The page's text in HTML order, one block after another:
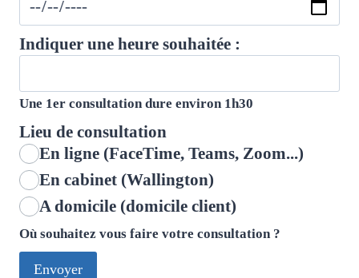
Indiquer une heure souhaitée :
Une 1er consultation dure environ 1h30
Lieu de consultation
En ligne (FaceTime, Teams, Zoom...)
En cabinet (Wallington)
A domicile (domicile client)
Où souhaitez vous faire votre consultation ?
Envoyer